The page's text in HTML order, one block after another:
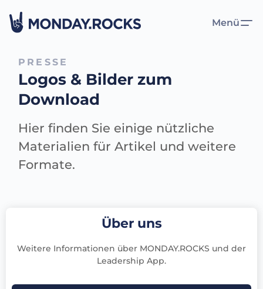
Menü
PRESSE
Logos & Bilder zum
Download
Hier finden Sie einige nützliche
Materialien für Artikel und weitere
Formate.
Über uns
Weitere Informationen über MONDAY.ROCKS und der
Leadership App.